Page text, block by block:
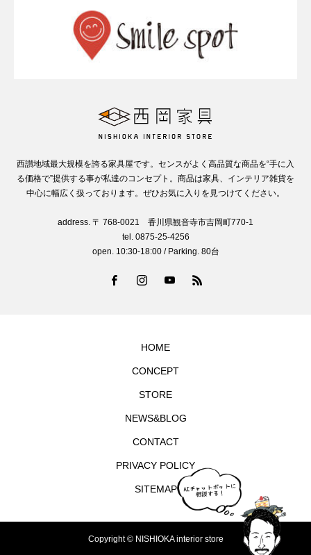
西讃地域最大規模を誇る家具屋です。センスがよく高品質な商品を“手に入
る価格で”提供する事が私達のコンセプト。商品は家具、インテリア雑貨を
中心に幅広く扱っております。ぜひお気に入りを見つけてください。
address. 〒 768-0021 香川県観音寺市吉岡町770-1
tel. 0875-25-4256
open. 10:30-18:00 / Parking. 80台
HOME
CONCEPT
STORE
NEWS&BLOG
CONTACT
PRIVACY POLICY
SITEMAP
Copyright © NISHIOKA interior store